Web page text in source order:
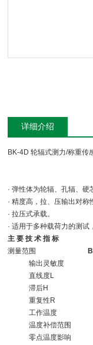
详细介绍
BK-4D 轮辐式测力/称重传
· 弹性体为轮辐、孔辐、
· 精度高，拉、压输出对
· 拉压式承载。
· 适用于多种载荷力的测
主 要 技 术 指 标
测量范围
输出灵敏度
直线度L
滞后H
重复性R
工作温度
温度补偿范围
零点温度影响